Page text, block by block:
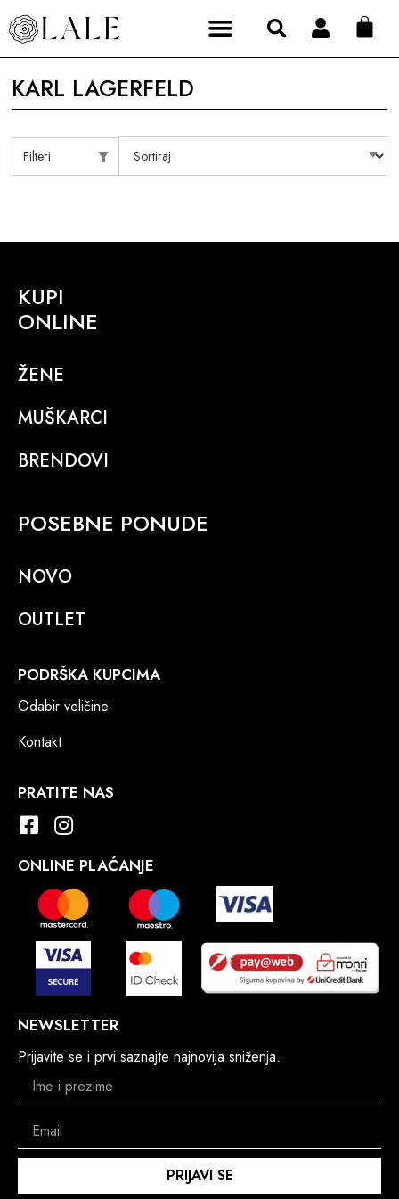
KARL LAGERFELD
Filteri
KUPI
ONLINE
ŽENE
MUŠKARCI
BRENDOVI
POSEBNE PONUDE
NOVO
OUTLET
PODRŠKA KUPCIMA
Odabir veličine
Kontakt
PRATITE NAS
ONLINE PLAĆANJE
NEWSLETTER
Prijavite se i prvi saznajte najnovija sniženja.
PRIJAVI SE